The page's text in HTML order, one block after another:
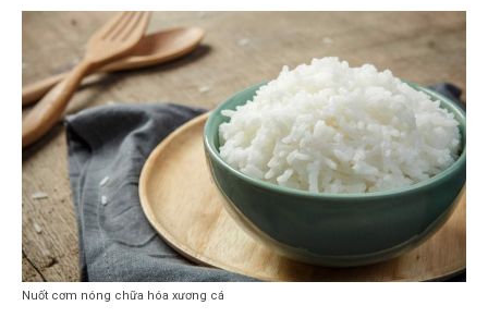
Nuốt cơm nóng chữa hóa xương cá